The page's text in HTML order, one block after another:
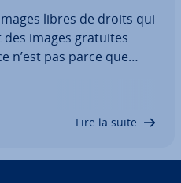
libres de droits qui
images gratuites
n’est pas parce que
Lire la suite